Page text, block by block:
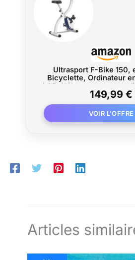
Ultrasport F-Bike 150,
Bicyclette, Ordinateur
LCD, Vélo appartement
utilsateu 110kg,
cardiqu, 8 résistance
serviette, Bleu
149,99 €
Articles